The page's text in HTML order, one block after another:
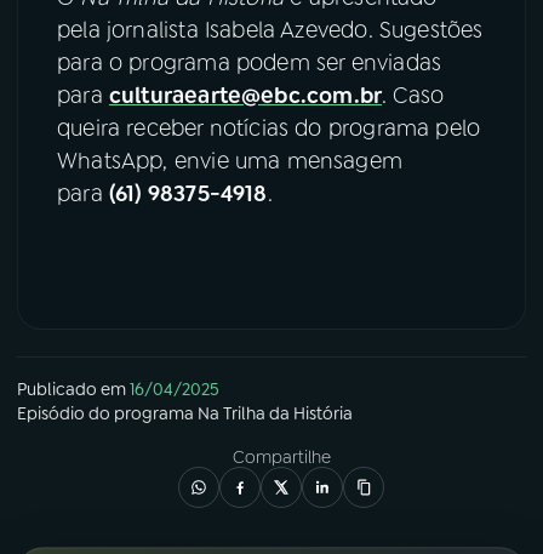
pela jornalista Isabela Azevedo. Sugestões
para o programa podem ser enviadas
para culturaearte@ebc.com.br. Caso
queira receber notícias do programa pelo
WhatsApp, envie uma mensagem
para (61) 98375-4918.
Publicado em16/04/2025
Episódio do programa Na Trilha da História
Compartilhe